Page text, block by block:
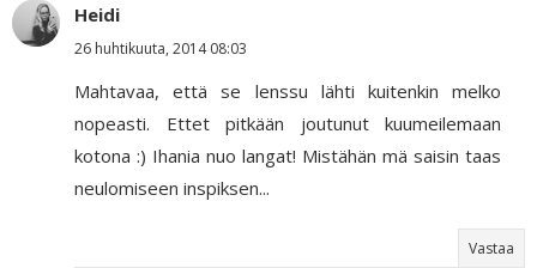
Heidi
26 huhtikuuta, 2014 08:03
Mahtavaa, että se lenssu lähti kuitenkin melko
nopeasti. Ettet pitkään joutunut kuumeilemaan
kotona :) Ihania nuo langat! Mistähän mä saisin taas
neulomiseen inspiksen...
Vastaa